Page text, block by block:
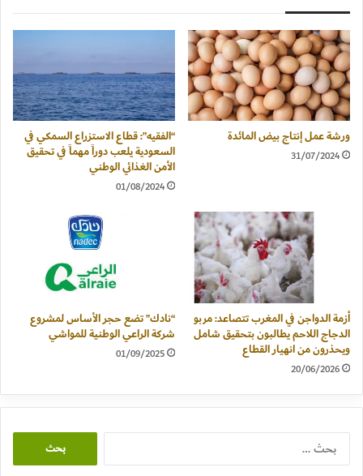
ورشة عمل إنتاج بيض المائدة
31/07/2024
“الفقيه”: قطاع الاستزراع السمكي في
السعودية يلعب دوراً مهماً في تحقيق
الأمن الغذائي الوطني
01/08/2024
أزمة الدواجن في المغرب تتصاعد: مربو
الدجاج اللاحم يطالبون بتحقيق شامل
ويحذرون من انهيار القطاع
20/06/2026
“نادك” تضع حجر الأساس لمشروع
شركة الراعي الوطنية للمواشي
01/09/2025
البحث